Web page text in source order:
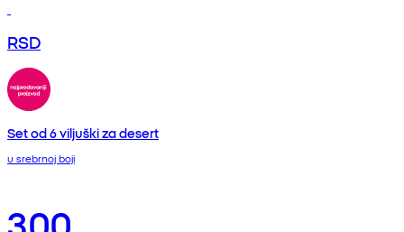
RSD
Set od 6 viljuški za desert
u srebrnoj boji
300